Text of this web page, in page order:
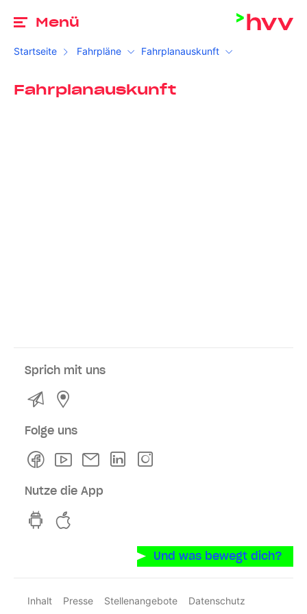
Menü
Startseite Fahrpläne Fahrplanauskunft
Fahrplanauskunft
Sprich mit uns
Kontakt
Folge uns
FacebookYoutubeNewsletterLinkedln
Nutze die App
hvv switch App auf GooglePlay
Und was bewegt dich?
Inhalt Presse Stellenangebote
Datenschutz